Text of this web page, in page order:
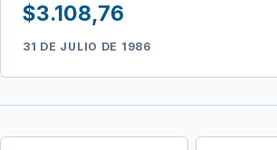
$3.108,76
31 DE JULIO DE 1986